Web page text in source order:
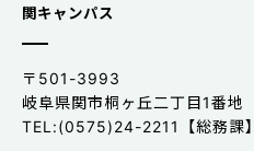
関キャンパス
〒501-3993
岐阜県関市桐ヶ丘二丁目1番地
TEL:(0575)24-2211【総務課】